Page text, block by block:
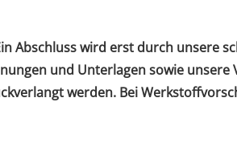
Abschluss wird erst durch unsere
und Unterlagen sowie unsere
werden. Bei